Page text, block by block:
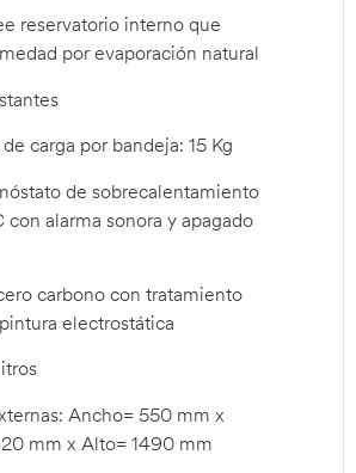
reservatorio interno que
por evaporación natural
carga por bandeja: 15 Kg
de sobrecalentamiento
con alarma sonora y apagado
carbono con tratamiento
electrostática
Ancho= 550 mm x
mm x Alto= 1490 mm